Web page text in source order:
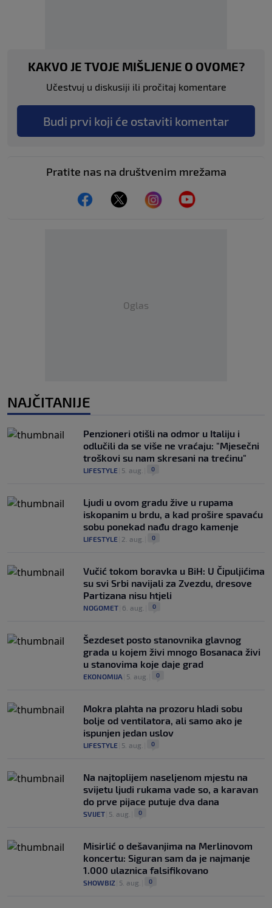
KAKVO JE TVOJE MIŠLJENJE O OVOME?
Učestvuj u diskusiji ili pročitaj komentare
Budi prvi koji će ostaviti komentar
Pratite nas na društvenim mrežama
Oglas
NAJČITANIJE
Penzioneri otišli na odmor u Italiju i
odlučili da se više ne vraćaju: "Mjesečni
troškovi su nam skresani na trećinu"
LIFESTYLE 5. aug. 0
Ljudi u ovom gradu žive u rupama
iskopanim u brdu, a kad prošire spavaću
sobu ponekad nađu drago kamenje
LIFESTYLE 2. aug. 0
Vučić tokom boravka u BiH: U Čipuljićima
su svi Srbi navijali za Zvezdu, dresove
Partizana nisu htjeli
NOGOMET 6. aug. 0
Šezdeset posto stanovnika glavnog
grada u kojem živi mnogo Bosanaca živi
u stanovima koje daje grad
EKONOMIJA 5. aug. 0
Mokra plahta na prozoru hladi sobu
bolje od ventilatora, ali samo ako je
ispunjen jedan uslov
LIFESTYLE 5. aug. 0
Na najtoplijem naseljenom mjestu na
svijetu ljudi rukama vade so, a karavan
do prve pijace putuje dva dana
SVIJET 5. aug. 0
Misirlić o dešavanjima na Merlinovom
koncertu: Siguran sam da je najmanje
1.000 ulaznica falsifikovano
SHOWBIZ 5. aug. 0